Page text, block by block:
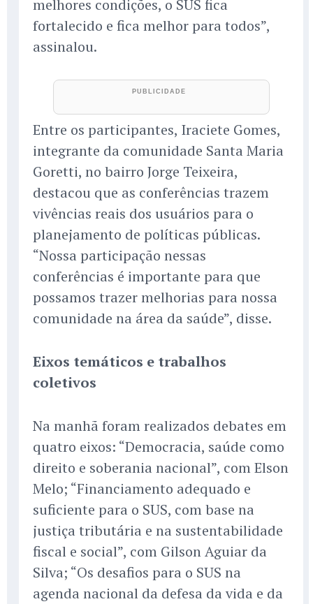
melhores condições, o SUS fica
fortalecido e fica melhor para todos”,
assinalou.
Entre os participantes, Iraciete Gomes,
integrante da comunidade Santa Maria
Goretti, no bairro Jorge Teixeira,
destacou que as conferências trazem
vivências reais dos usuários para o
planejamento de políticas públicas.
“Nossa participação nessas
conferências é importante para que
possamos trazer melhorias para nossa
comunidade na área da saúde”, disse.
Eixos temáticos e trabalhos
coletivos
Na manhã foram realizados debates em
quatro eixos: “Democracia, saúde como
direito e soberania nacional”, com Elson
Melo; “Financiamento adequado e
suficiente para o SUS, com base na
justiça tributária e na sustentabilidade
fiscal e social”, com Gilson Aguiar da
Silva; “Os desafios para o SUS na
agenda nacional da defesa da vida e da